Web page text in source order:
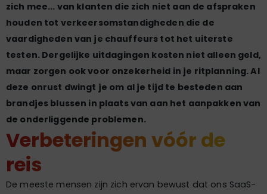
zich mee... van klanten die zich niet aan de afspraken
houden tot verkeersomstandigheden die de
vaardigheden van je chauffeurs tot het uiterste
testen. Dergelijke uitdagingen kosten niet alleen geld,
maar zorgen ook voor onzekerheid in je ritplanning. Al
deze onrust dwingt je om al je tijd te besteden aan
brandjes blussen in plaats van aan het aanpakken van
de onderliggende problemen.
Verbeteringen vóór de
reis
De meeste mensen zijn zich ervan bewust dat ons SaaS-